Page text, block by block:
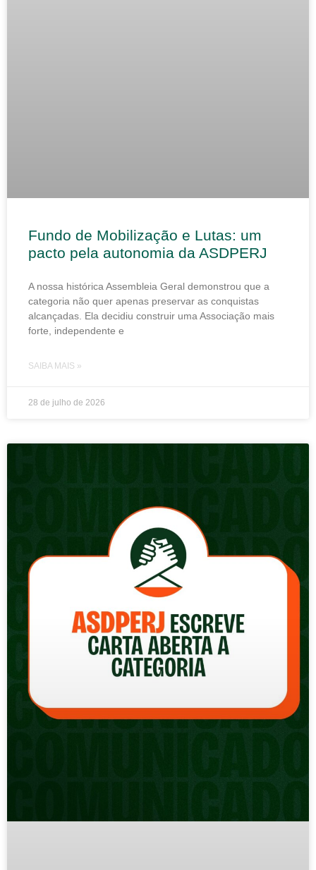
Fundo de Mobilização e Lutas: um
pacto pela autonomia da ASDPERJ
A nossa histórica Assembleia Geral demonstrou que a
categoria não quer apenas preservar as conquistas
alcançadas. Ela decidiu construir uma Associação mais
forte, independente e
SAIBA MAIS »
28 de julho de 2026